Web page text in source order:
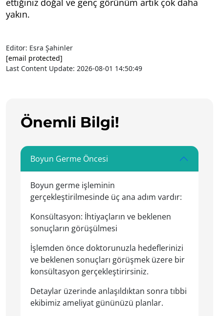
ettiğiniz doğal ve genç görünüm artık çok daha
yakın.
Editor: Esra Şahinler
[email protected]
Last Content Update: 2026-08-01 14:50:49
Önemli Bilgi!
Boyun Germe Öncesi
Boyun germe işleminin
gerçekleştirilmesinde üç ana adım vardır:
Konsültasyon: İhtiyaçların ve beklenen
sonuçların görüşülmesi
İşlemden önce doktorunuzla hedeflerinizi
ve beklenen sonuçları görüşmek üzere bir
konsültasyon gerçekleştirirsiniz.
Detaylar üzerinde anlaşıldıktan sonra tıbbi
ekibimiz ameliyat gününüzü planlar.